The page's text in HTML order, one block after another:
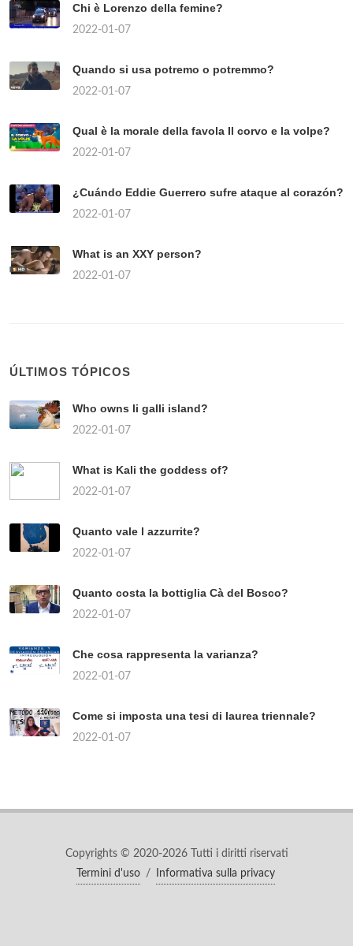
Chi è Lorenzo della femine?
2022-01-07
Quando si usa potremo o potremmo?
2022-01-07
Qual è la morale della favola Il corvo e la volpe?
2022-01-07
¿Cuándo Eddie Guerrero sufre ataque al corazón?
2022-01-07
What is an XXY person?
2022-01-07
ÚLTIMOS TÓPICOS
Who owns li galli island?
2022-01-07
What is Kali the goddess of?
2022-01-07
Quanto vale l azzurrite?
2022-01-07
Quanto costa la bottiglia Cà del Bosco?
2022-01-07
Che cosa rappresenta la varianza?
2022-01-07
Come si imposta una tesi di laurea triennale?
2022-01-07
Copyrights © 2020-2026 Tutti i diritti riservati
Termini d'uso
/ Informativa sulla privacy